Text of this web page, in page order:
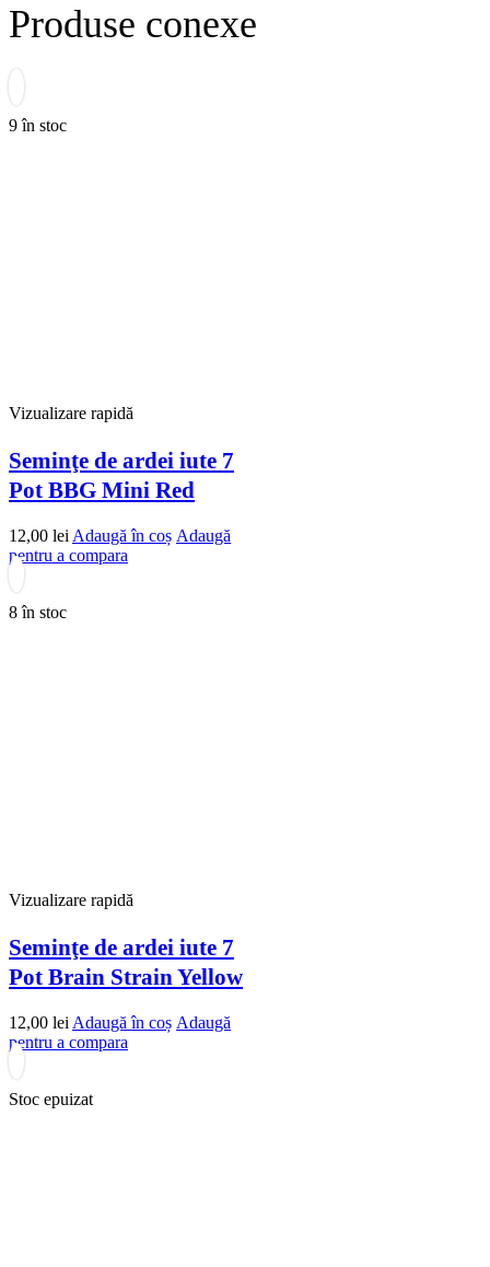
Produse conexe
9 în stoc
Vizualizare rapidă
Seminţe de ardei iute 7
Pot BBG Mini Red
12,00 lei Adaugă în coș Adaugă
pentru a compara
8 în stoc
Vizualizare rapidă
Seminţe de ardei iute 7
Pot Brain Strain Yellow
12,00 lei Adaugă în coș Adaugă
pentru a compara
Stoc epuizat